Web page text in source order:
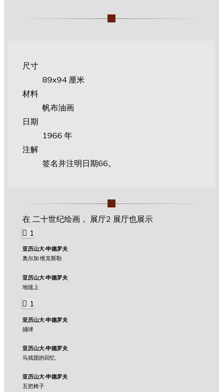
尺寸
89х94 厘米
材料
帆布油画
日期
1966 年
注解
签名并注明日期66。
在 二十世纪绘画， 展厅2 展厅也展示
1
亚历山大·申德罗夫
奥尔加·维克斯勒
亚历山大·申德罗夫
地毯上
1
亚历山大·申德罗夫
捅球
亚历山大·申德罗夫
马戏团的回忆
亚历山大·申德罗夫
五把椅子